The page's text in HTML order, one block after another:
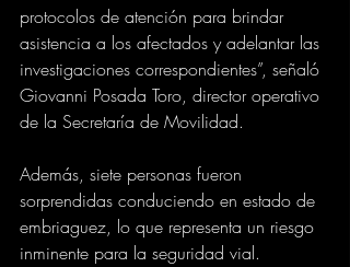
protocolos de atención para brindar
asistencia a los afectados y adelantar las
investigaciones correspondientes”, señaló
Giovanni Posada Toro, director operativo
de la Secretaría de Movilidad.
Además, siete personas fueron
sorprendidas conduciendo en estado de
embriaguez, lo que representa un riesgo
inminente para la seguridad vial.